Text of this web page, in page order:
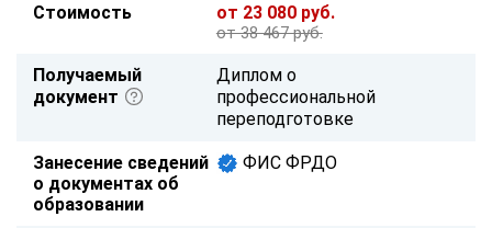
Стоимость от 23 080 руб.
от 38 467 руб.
Получаемый
документ
Диплом о
профессиональной
переподготовке
Занесение сведений
о документах об
образовании
ФИС ФРДО